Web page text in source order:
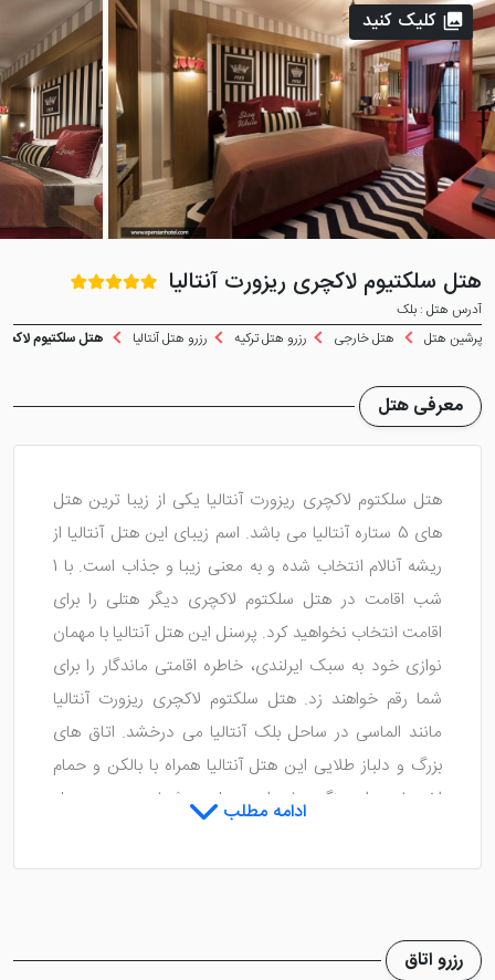
هتل سلکتیوم لاکچری ریزورت آنتالیا
آدرس هتل : بلک
پرشین هتل
هتل خارجی رزرو هتل ترکیه رزرو هتل آنتالیا هتل سلکتیوم
کلیک کنید
معرفی هتل
هتل سلکتوم لاکچری ریزورت آنتالیا یکی از زیبا ترین هتل
های 5 ستاره آنتالیا می باشد. اسم زیبای این هتل آنتالیا از
ریشه آنالام انتخاب شده و به معنی زیبا و جذاب است. با 1
شب اقامت در هتل سلکتوم لاکچری دیگر هتلی را برای
اقامت انتخاب نخواهید کرد. پرسنل این هتل آنتالیا با مهمان
نوازی خود به سبک ایرلندی، خاطره اقامتی ماندگار را برای
شما رقم خواهند زد. هتل سلکتوم لاکچری ریزورت آنتالیا
مانند الماسی در ساحل بلک آنتالیا می درخشد. اتاق های
بزرگ و دلباز طلایی این هتل آنتالیا همراه با بالکن و حمام
اختصاصی از ویژگی های این هتل به شمار می رود. هتل
می توان ساحل بلک را به نظاره نشست. هتل سلکتوم
محبوب استانبول یار مراجعه کنید.
ادامه مطلب
رزرو اتاق